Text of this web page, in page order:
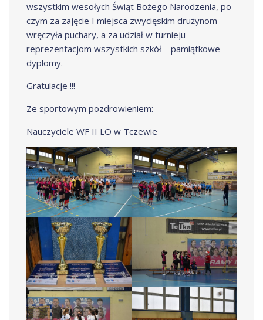
wszystkim wesołych Świąt Bożego Narodzenia, po
czym za zajęcie I miejsca zwycięskim drużynom
wręczyła puchary, a za udział w turnieju
reprezentacjom wszystkich szkół – pamiątkowe
dyplomy.
Gratulacje !!!
Ze sportowym pozdrowieniem:
Nauczyciele WF II LO w Tczewie